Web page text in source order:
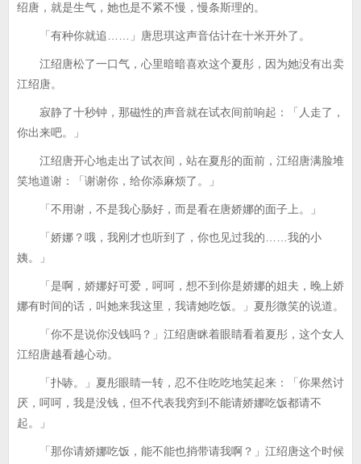
绍唐，就是生气，她也是不紧不慢，慢条斯理的。
「有种你就追……」唐思琪这声音估计在十米开外了。
江绍唐松了一口气，心里暗暗喜欢这个夏彤，因为她没有出卖
江绍唐。
寂静了十秒钟，那磁性的声音就在试衣间前响起：「人走了，
你出来吧。」
江绍唐开心地走出了试衣间，站在夏彤的面前，江绍唐满脸堆
笑地道谢：「谢谢你，给你添麻烦了。」
「不用谢，不是我心肠好，而是看在唐娇娜的面子上。」
「娇娜？哦，我刚才也听到了，你也见过我的……我的小
姨。」
「是啊，娇娜好可爱，呵呵，想不到你是娇娜的姐夫，晚上娇
娜有时间的话，叫她来我这里，我请她吃饭。」夏彤微笑的说道。
「你不是说你没钱吗？」江绍唐眯着眼睛看着夏彤，这个女人
江绍唐越看越心动。
「扑哧。」夏彤眼睛一转，忍不住吃吃地笑起来：「你果然讨
厌，呵呵，我是没钱，但不代表我穷到不能请娇娜吃饭都请不
起。」
「那你请娇娜吃饭，能不能也捎带请我啊？」江绍唐这个时候